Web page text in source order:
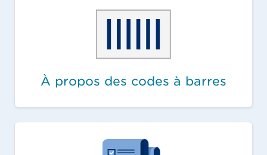
À propos des codes à barres